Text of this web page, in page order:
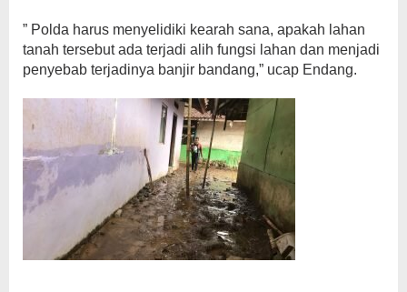
” Polda harus menyelidiki kearah sana, apakah lahan
tanah tersebut ada terjadi alih fungsi lahan dan menjadi
penyebab terjadinya banjir bandang,” ucap Endang.